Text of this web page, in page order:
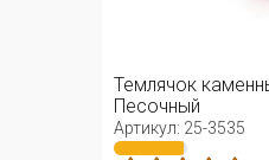
Темлячок
Песочный
Артикул: 25-3535